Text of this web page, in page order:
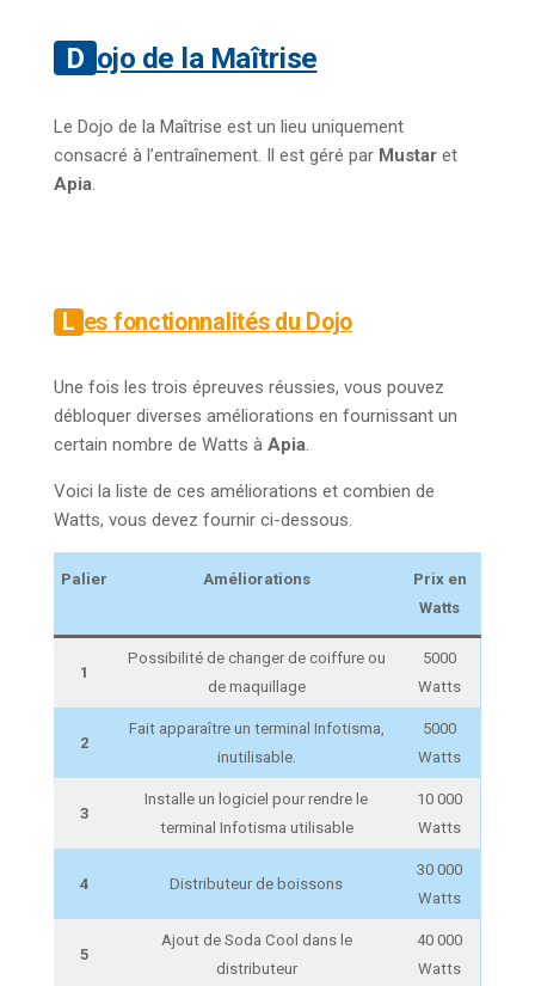
Dojo de la Maîtrise
Le Dojo de la Maîtrise est un lieu uniquement
consacré à l’entraînement. Il est géré par Mustar et
Apia.
Les fonctionnalités du Dojo
Une fois les trois épreuves réussies, vous pouvez
débloquer diverses améliorations en fournissant un
certain nombre de Watts à Apia.
Voici la liste de ces améliorations et combien de
Watts, vous devez fournir ci-dessous.
Palier Améliorations
Prix en
Watts
1
Possibilité de changer de coiffure ou
de maquillage
5000
Watts
2
Fait apparaître un terminal Infotisma,
inutilisable.
5000
Watts
3
Installe un logiciel pour rendre le
terminal Infotisma utilisable
10 000
Watts
4 Distributeur de boissons
30 000
Watts
5
Ajout de Soda Cool dans le
distributeur
40 000
Watts